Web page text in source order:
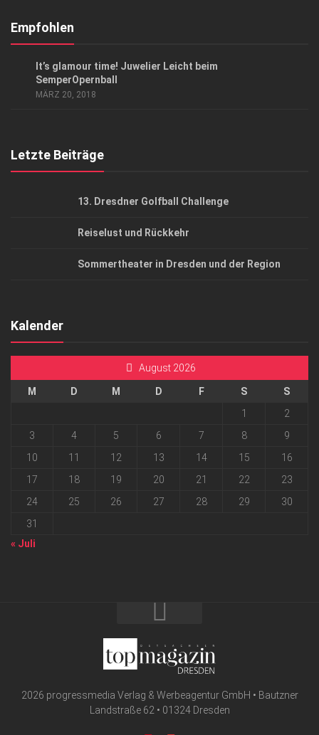
Kontakt, Impressum
Empfohlen
It’s glamour time! Juwelier Leicht beim
SemperOpernball
MÄRZ 20, 2018
Letzte Beiträge
13. Dresdner Golfball Challenge
Reiselust und Rückkehr
Sommertheater in Dresden und der Region
Kalender
August 2026
M D M D F S
S
1
2
3
4 5 6 7 8
9
10
11 12 13 14 15
16
17
18 19 20 21 22
23
24
25 26 27 28 29
30
31
« Juli
2026 progressmedia Verlag & Werbeagentur GmbH • Bautzner
Landstraße 62 • 01324 Dresden